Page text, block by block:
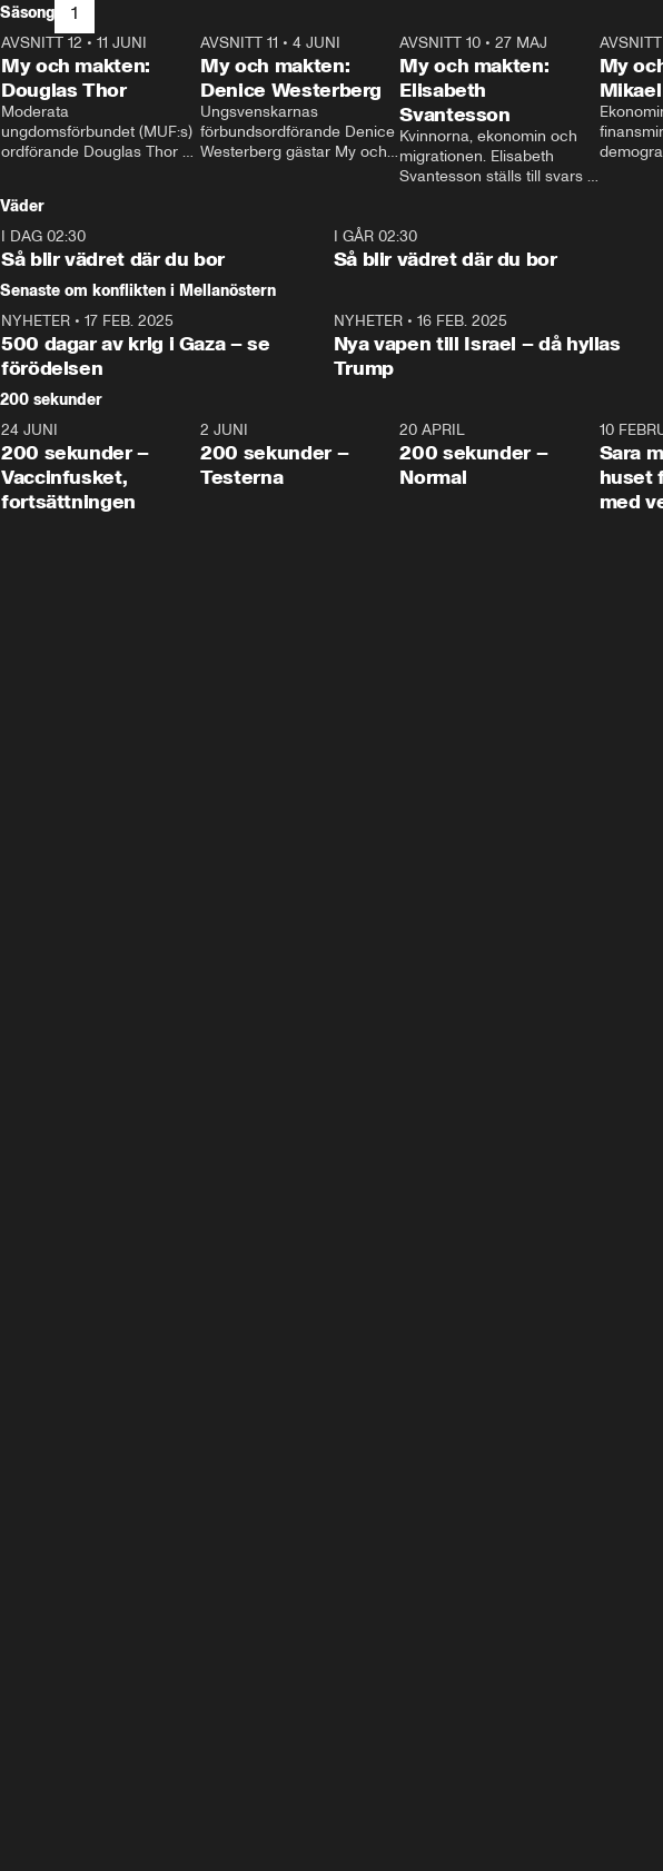
Säsong 1
26:27
AVSNITT 12 • 11 JUNI
My och makten:
Douglas Thor
Moderata
ungdomsförbundet (MUF:s)
ordförande Douglas Thor
tonårsutvisningarna och hur
Moderaterna ska locka
väljare till valet i höst.
23:40
AVSNITT 11 •4 JUNI
My och makten:
Denice Westerberg
Ungsvenskarnas
förbundsordförande Denice
Westerberg gästar My och
AVSNITT 10 •27 MAJ
My och makten:
Elisabeth
Svantesson
Kvinnorna, ekonomin och
migrationen. Elisabeth
Svantesson ställs till svars
My
Väder
I DAG 02:30
Så blir vädret där du bor
I GÅR 02:30
Så blir vädret där du bor
Senaste om konflikten i Mellanöstern
NYHETER • 17 FEB. 2025
500 dagar av krig i Gaza – se
förödelsen
NYHETER• 16 FEB. 2025
Nya vapen till Israel – då hyllas
Trump
200 sekunder
5:00
24 JUNI
200 sekunder –
Vaccinfusket,
fortsättningen
4:23
2 JUNI
200 sekunder –
Testerna
20 APRIL
200 sekunder –
Normal
10
Sara
huset
med